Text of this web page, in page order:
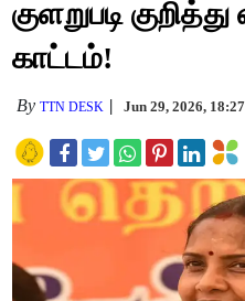
குளறுபடி
காட்டம்!
ByTTN DESK Jun 29, 2026,